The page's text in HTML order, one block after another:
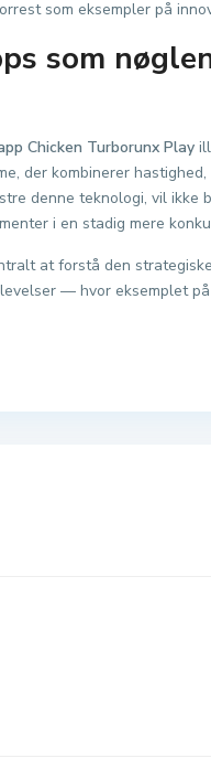
som eksempler på
som
Chicken Turborunx Play
der kombinerer
denne teknologi, vil ikke
i en stadig mere
at forstå den
— hvor eksemplet